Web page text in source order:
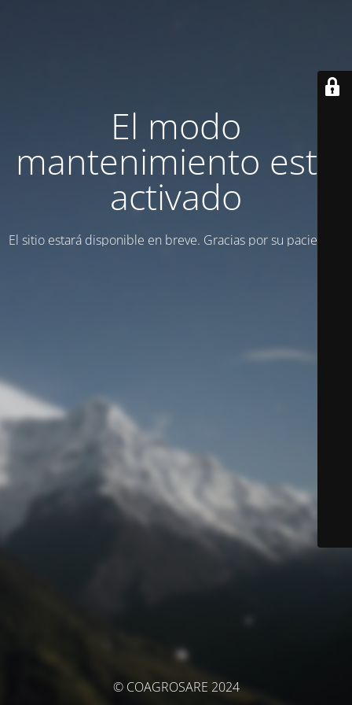
El modo
mantenimiento está
activado
El sitio estará disponible en breve. Gracias por su paciencia.
© COAGROSARE 2024